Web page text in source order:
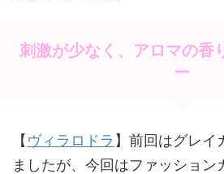
刺激が少なく、アロマの香
ー
【ヴィラロドラ 】前回はグレイ
ましたが、今回はファッション